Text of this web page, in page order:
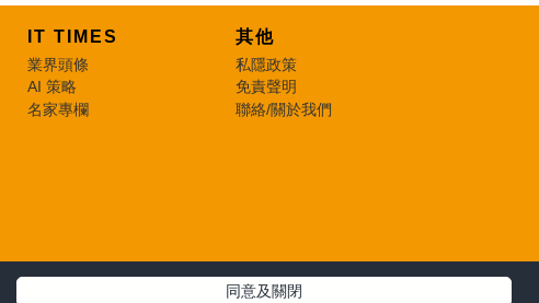
同意及關閉
IT TIMES
業界頭條
AI 策略
名家專欄
其他
私隱政策
免責聲明
聯絡/關於我們